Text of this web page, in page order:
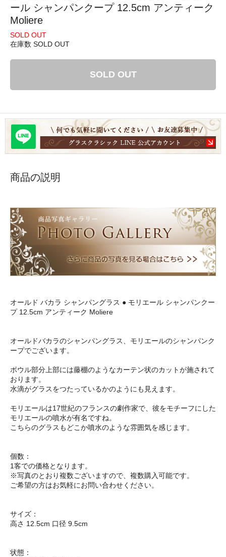
ール シャンパンクープ 12.5cm アンティーク
Moliere
SOLD OUT
在庫数 SOLD OUT
SOLD OUT
商品の説明
オールド バカラ シャンパングラス ● モリエール シャンパンクー
プ 12.5cm アンティーク Moliere
オールドバカラのシャンパングラス、モリエールのシャンパンク
ープでございます。
ボウル部分上部には藤棚のようなカーテン状のカットが施されて
おります。
水滴がグラスをつたっているかのようにも見えます。
モリエールは17世紀のフランスの劇作家で、彼をモチーフにした
モリエールの噴水が有名ですね。
こちらのグラスもどこか噴水のような雰囲気を感じます。
個数：
1客での価格となります。
※写真のとおり複数ございますので、複数購入可能です。
ご希望の方はお気軽にお問い合わせください。
サイズ：
高さ 12.5cm 口径 9.5cm
状態：